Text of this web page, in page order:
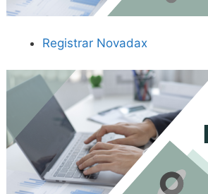
Registrar Novadax